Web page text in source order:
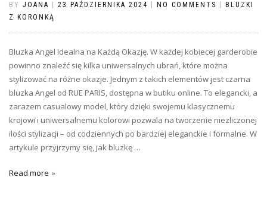
BY JOANA 23 PAŹDZIERNIKA 2024 NO COMMENTS
BLUZKI
Z KORONKĄ
Bluzka Angel Idealna na Każdą Okazję. W każdej kobiecej garderobie
powinno znaleźć się kilka uniwersalnych ubrań, które można
stylizować na różne okazje. Jednym z takich elementów jest czarna
bluzka Angel od RUE PARIS, dostępna w butiku online. To elegancki, a
zarazem casualowy model, który dzięki swojemu klasycznemu
krojowi i uniwersalnemu kolorowi pozwala na tworzenie niezliczonej
ilości stylizacji – od codziennych po bardziej eleganckie i formalne. W
artykule przyjrzymy się, jak bluzkę …
Read more